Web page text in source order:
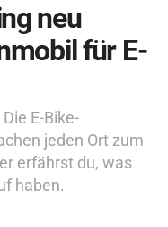
neu
für E-
E-Bike-
jeden Ort zum
erfährst du, was
haben.